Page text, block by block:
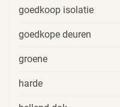
goedkoop isolatie
goedkope deuren
groene
harde